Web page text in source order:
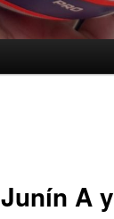
A y